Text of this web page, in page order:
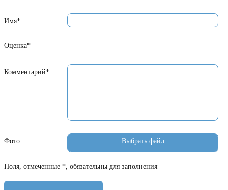
Имя*
Оценка*
Комментарий*
Фото
Поля, отмеченные *, обязательны для заполнения